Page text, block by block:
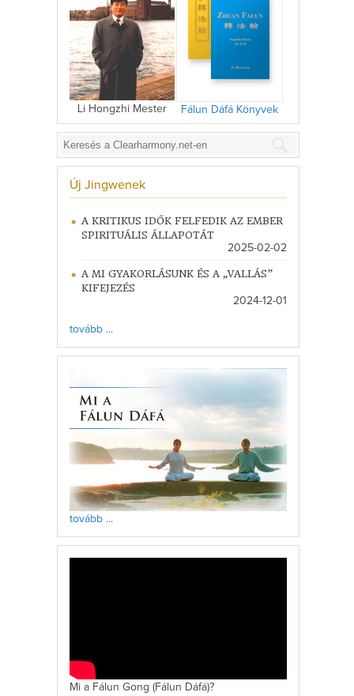
Li Hongzhi Mester Fálun Dáfá Könyvek
Új Jingwenek
A KRITIKUS IDŐK FELFEDIK AZ EMBER
SPIRITUÁLIS ÁLLAPOTÁT
2025-02-02
A MI GYAKORLÁSUNK ÉS A „VALLÁS”
KIFEJEZÉS
2024-12-01
tovább ...
tovább ...
Mi a Fálun Gong (Fálun Dáfá)?